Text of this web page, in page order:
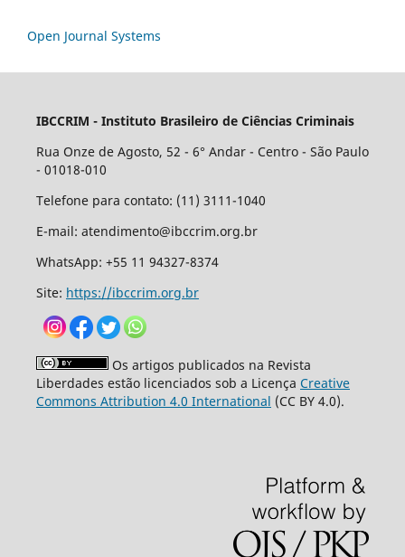
Open Journal Systems
IBCCRIM - Instituto Brasileiro de Ciências Criminais
Rua Onze de Agosto, 52 - 6° Andar - Centro - São Paulo
- 01018-010
Telefone para contato: (11) 3111-1040
E-mail: atendimento@ibccrim.org.br
WhatsApp: +55 11 94327-8374
Site: https://ibccrim.org.br
Os artigos publicados na Revista
Liberdades estão licenciados sob a Licença Creative
Commons Attribution 4.0 International (CC BY 4.0).